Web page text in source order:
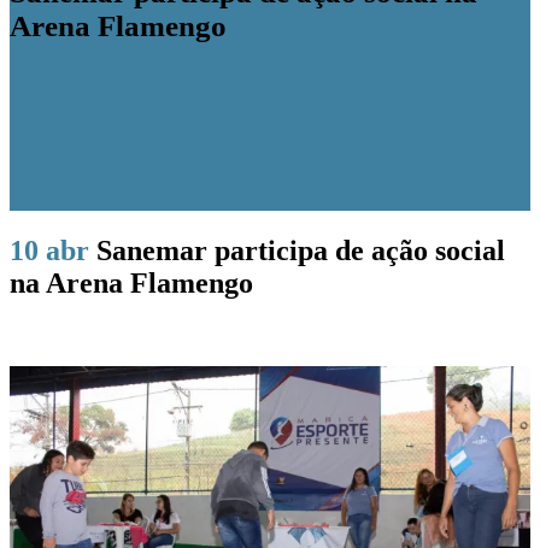
Arena Flamengo
10 abr Sanemar participa de ação social
na Arena Flamengo